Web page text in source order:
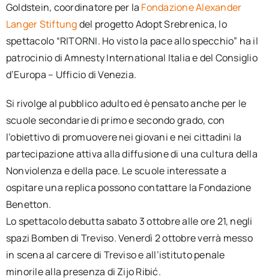
Goldstein, coordinatore per la Fondazione Alexander
Langer Stiftungdel progetto Adopt Srebrenica, lo
spettacolo “RITORNI. Ho visto la pace allo specchio” ha il
patrocinio di Amnesty International Italia e del Consiglio
d’Europa – Ufficio di Venezia.
Si rivolge al pubblico adulto ed è pensato anche per le
scuole secondarie di primo e secondo grado, con
l’obiettivo di promuovere nei giovani e nei cittadini la
partecipazione attiva alla diffusione di una cultura della
Nonviolenza e della pace. Le scuole interessate a
ospitare una replica possono contattare la Fondazione
Benetton.
Lo spettacolo debutta sabato 3 ottobre alle ore 21, negli
spazi Bomben di Treviso. Venerdì 2 ottobre verrà messo
in scena al carcere di Treviso e all’istituto penale
minorile alla presenza di Zijo Ribić.